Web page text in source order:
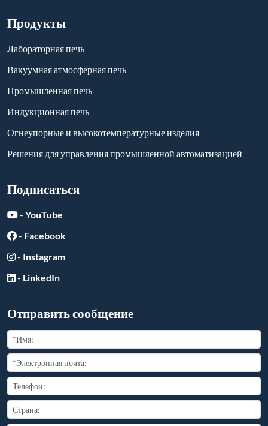
Продукты
Лабораторная печь
Вакуумная атмосферная печь
Промышленная печь
Индукционная печь
Огнеупорные и высокотемпературные изделия
Решения для управления промышленной автоматизацией
Подписаться
- YouTube
- Facebook
- Instagram
- LinkedIn
Отправить сообщение